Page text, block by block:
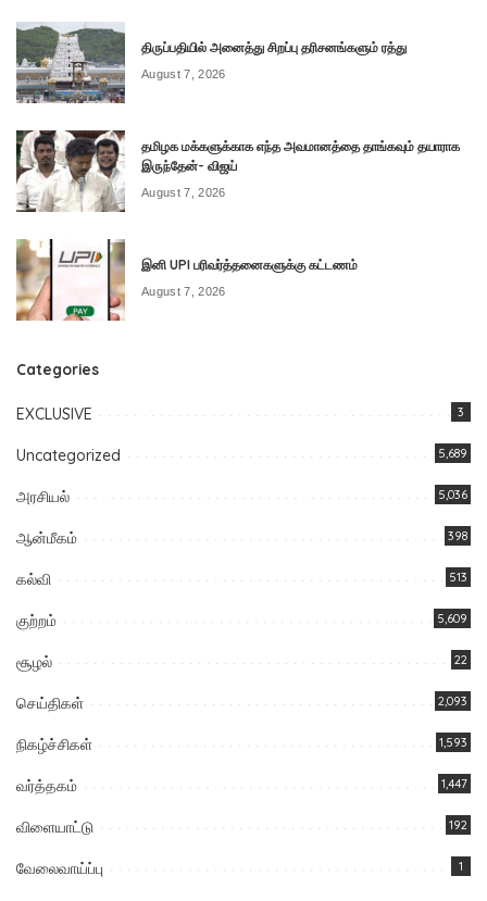
திருப்பதியில் அனைத்து சிறப்பு தரிசனங்களும் ரத்து
August 7, 2026
தமிழக மக்களுக்காக எந்த அவமானத்தை தாங்கவும் தயாராக
இருந்தேன்- விஜய்
August 7, 2026
இனி UPI பரிவர்த்தனைகளுக்கு கட்டணம்
August 7, 2026
Categories
EXCLUSIVE 3
Uncategorized 5,689
அரசியல் 5,036
ஆன்மீகம் 398
கல்வி 513
குற்றம் 5,609
சூழல் 22
செய்திகள் 2,093
நிகழ்ச்சிகள் 1,593
வர்த்தகம் 1,447
விளையாட்டு 192
வேலைவாய்ப்பு 1